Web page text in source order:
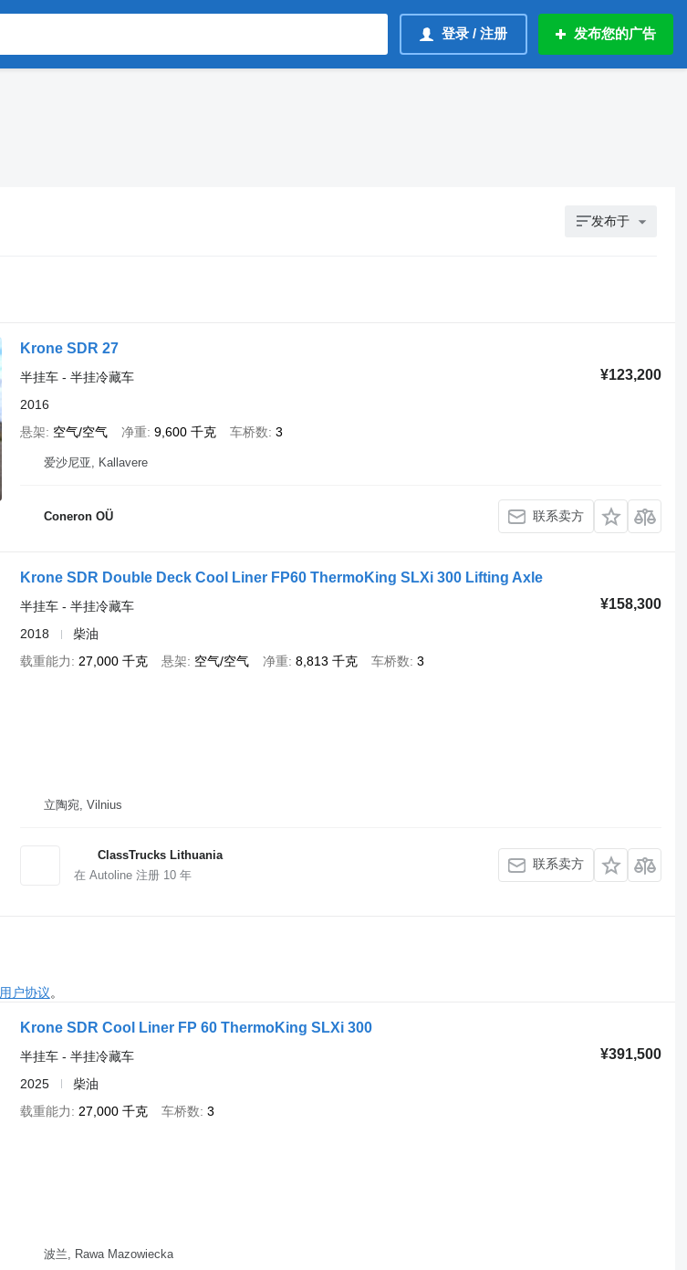
登录 / 注册 发布您的广告
发布于
Krone SDR 27
¥123,200
半挂车 - 半挂冷藏车
2016
悬架
空气/空气 净重 9,600 千克 车桥数 3
爱沙尼亚, Kallavere
Coneron OÜ 联系卖方
Krone SDR Double Deck Cool Liner FP60 ThermoKing SLXi 300 Lifting Axle
¥158,300
半挂车 - 半挂冷藏车
2018
柴油
载重能力
27,000 千克 悬架 空气/空气 净重 8,813 千克 车桥数 3
立陶宛, Vilnius
ClassTrucks Lithuania
在 Autoline 注册 10年
联系卖方
用户协议。
Krone SDR Cool Liner FP 60 ThermoKing SLXi 300
¥391,500
半挂车 - 半挂冷藏车
2025
柴油
载重能力
27,000 千克 车桥数 3
波兰, Rawa Mazowiecka